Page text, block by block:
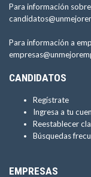
Para información
Para información a
CANDIDATOS
Regístrate
Ingresa a tu
Reestablecer
Búsquedas
EMPRESAS